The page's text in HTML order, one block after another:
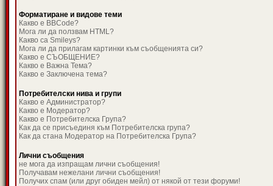
Форматиране и видове теми
Какво е BBCode?
Мога ли да ползвам HTML?
Какво са Smileys?
Мога ли да прилагам картинки към съобщенията си?
Какво е СЪОБЩЕНИЕ?
Какво е Важна Тема?
Какво е Заключена тема?
Потребителски нива и групи
Какво е Администратор?
Какво е Модератор?
Какво е Потребителска Група?
Как да се присъединя към Потребителска група?
Как да стана Модератор на Потребителска Група?
Лични съобщения
не мога да изпращам лични съобщения!
Получавам нежелани лични съобщения!
Получих спам (или друг обиден мейл) от някой от тези форуми!